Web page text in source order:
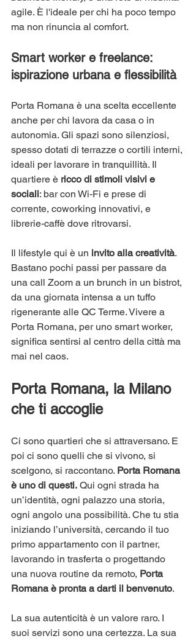
agile. È l'ideale per chi ha poco tempo
ma non rinuncia al comfort.
Smart worker e freelance:
ispirazione urbana e flessibilità
Porta Romana è una scelta eccellente
anche per chi lavora da casa o in
autonomia. Gli spazi sono silenziosi,
spesso dotati di terrazze o cortili interni,
ideali per lavorare in tranquillità. Il
quartiere è ricco di stimoli visivi e
sociali: bar con Wi-Fi e prese di
corrente, coworking innovativi, e
librerie-caffè dove ritrovarsi.
Il lifestyle qui è un invito alla creatività.
Bastano pochi passi per passare da
una call Zoom a un brunch in un bistrot,
da una giornata intensa a un tuffo
rigenerante alle QC Terme. Vivere a
Porta Romana, per uno smart worker,
significa sentirsi al centro della città ma
mai nel caos.
Porta Romana, la Milano
che ti accoglie
Ci sono quartieri che si attraversano. E
poi ci sono quelli che si vivono, si
scelgono, si raccontano. Porta Romana
è uno di questi. Qui ogni strada ha
un’identità, ogni palazzo una storia,
ogni angolo una possibilità. Che tu stia
iniziando l’università, cercando il tuo
primo appartamento con il partner,
lavorando in trasferta o progettando
una nuova routine da remoto, Porta
Romana è pronta a darti il benvenuto.
La sua autenticità è un valore raro. I
suoi servizi sono una certezza. La sua